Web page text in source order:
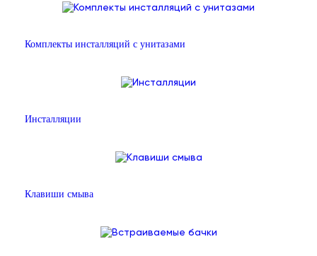
Комплекты инсталляций с унитазами
Инсталляции
Клавиши смыва